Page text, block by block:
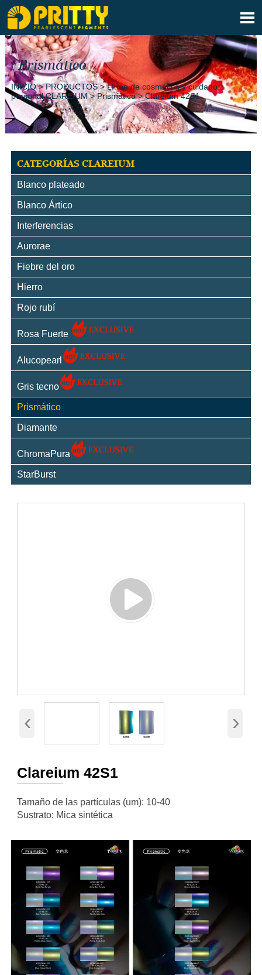

Prismático
INICIO>PRODUCTOS>Línea de cosmética y cuidado
personal CLAREIUM>Prismático>Clareium 42S1
CATEGORÍAS CLAREIUM
Blanco plateado
Blanco Ártico
Interferencias
Aurorae
Fiebre del oro
Hierro
Rojo rubí
Rosa Fuerte
Alucopearl
Gris tecno
Prismático
Diamante
ChromaPura
StarBurst
‹ ›
Clareium 42S1
Tamaño de las partículas (um): 10-40
Sustrato: Mica sintética